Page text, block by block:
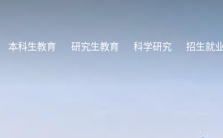
本科生教育 研究生教育 科学研究 招生就业